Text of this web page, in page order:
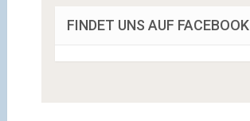
FINDET UNS AUF FACEBOOK